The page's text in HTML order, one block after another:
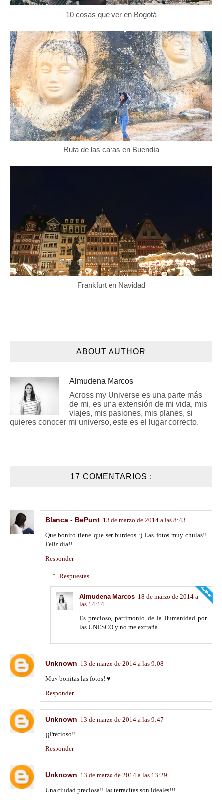
10 cosas que ver en Bogotá
Ruta de las caras en Buendía
Frankfurt en Navidad
ABOUT AUTHOR
Almudena Marcos
Across my Universe es una parte más
de mi, es una extensión de mi vida, mis
viajes, mis pasiones, mis planes, si
quieres conocer mi universo, este es el lugar correcto.
17 COMENTARIOS :
Blanca - BePunt 13 de marzo de 2014 a las 8:43
Que bonito tiene que ser burdeos :) Las fotos muy chulas!!
Feliz día!!
Responder
Respuestas
Almudena Marcos 18 de marzo de 2014 a
las 14:14
Es precioso, patrimonio de la Humanidad por
las UNESCO y no me extraña
Unknown 13 de marzo de 2014 a las 9:08
Muy bonitas las fotos! ♥
Responder
Unknown 13 de marzo de 2014 a las 9:47
¡¡Precioso!!
Responder
Unknown 13 de marzo de 2014 a las 13:29
Una ciudad preciosa!! las terracitas son ideales!!!